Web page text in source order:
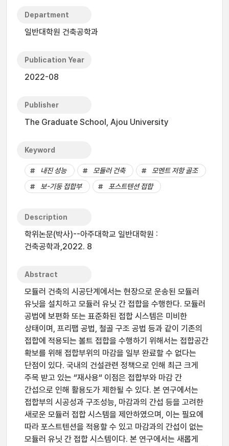
Department
일반대학원 건축공학과
Publication Year
2022-08
Publisher
The Graduate School, Ajou University
Keyword
내진 성능 모듈러 건축
모멘트 저항 골조
보-기둥 접합부
포스트텐션 접합
Description
학위논문(박사)--아주대학교 일반대학원 :
건축공학과,2022. 8
Abstract
모듈러 건축의 시공단계에서는 현장으로 운송된 모듈러
유닛을 설치하고 모듈러 유닛 간 접합을 수행한다. 모듈러
공법에 보편화 또는 표준화된 접합 시스템은 미비한
상태이며, 프리팹 공법, 철골 구조 공법 등과 같이 기존의
접합에 적용되는 볼트 접합을 수행하기 위해서는 접합공간
확보를 위해 접합부위의 마감을 일부 완료할 수 없다는
단점이 있다. 국내의 건설관련 정책으로 인해 최근 크게
주목 받고 있는 “재사용“ 이점은 접합부와 마감 간
간섭으로 인해 활용도가 제한될 수 있다. 본 연구에서는
접합부의 시공성과 구조성능, 마감과의 간섭 등을 고려한
새로운 모듈러 접합 시스템을 제안하였으며, 이는 필요에
따라 포스트텐션을 적용할 수 있고 마감과의 간섭이 없는
모듈러 유닛 간 접합 시스템이다. 본 연구에서는 새롭게